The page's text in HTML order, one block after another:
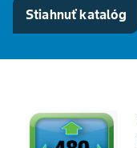
Stiahnuť katalóg